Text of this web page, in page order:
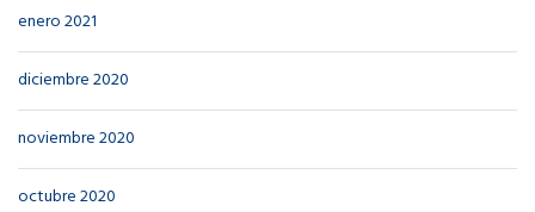
enero 2021
diciembre 2020
noviembre 2020
octubre 2020